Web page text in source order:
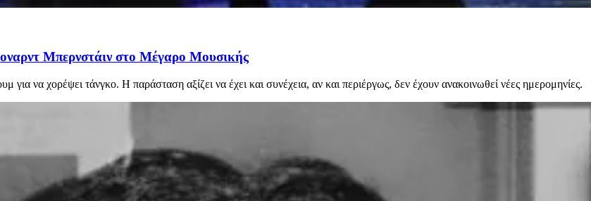
Μπερνστάιν στο Μέγαρο Μουσικής
να χορέψει τάνγκο. Η παράσταση αξίζει να έχει και συνέχεια, αν και περιέργως, δεν έχουν ανακοινωθεί νέες ημερομηνίες.